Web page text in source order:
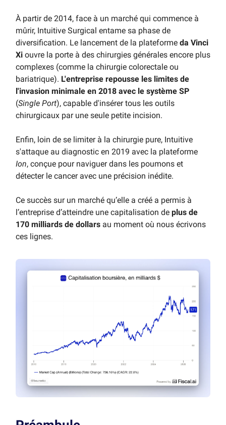
À partir de 2014, face à un marché qui commence à
mûrir, Intuitive Surgical entame sa phase de
diversification. Le lancement de la plateforme da Vinci
Xi ouvre la porte à des chirurgies générales encore plus
complexes (comme la chirurgie colorectale ou
bariatrique). L'entreprise repousse les limites de
l'invasion minimale en 2018 avec le système SP
(Single Port), capable d'insérer tous les outils
chirurgicaux par une seule petite incision.
Enfin, loin de se limiter à la chirurgie pure, Intuitive
s'attaque au diagnostic en 2019 avec la plateforme
Ion, conçue pour naviguer dans les poumons et
détecter le cancer avec une précision inédite.
Ce succès sur un marché qu’elle a créé a permis à
l’entreprise d’atteindre une capitalisation de plus de
170 milliards de dollars au moment où nous écrivons
ces lignes.